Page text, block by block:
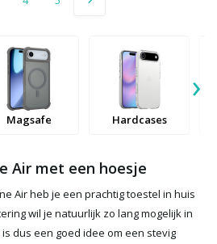
Magsafe Hardcases
›
Air met een hoesje
Air heb je een prachtig toestel in huis
wil je natuurlijk zo lang mogelijk in
dus een goed idee om een stevig